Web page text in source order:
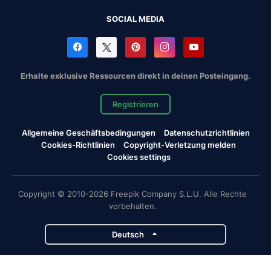
SOCIAL MEDIA
Erhalte exklusive Ressourcen direkt in deinen Posteingang.
Registrieren
Allgemeine Geschäftsbedingungen
Datenschutzrichtlinien
Cookies-Richtlinien
Copyright-Verletzung melden
Cookies settings
Copyright © 2010-2026 Freepik Company S.L.U. Alle Rechte
vorbehalten.
Deutsch